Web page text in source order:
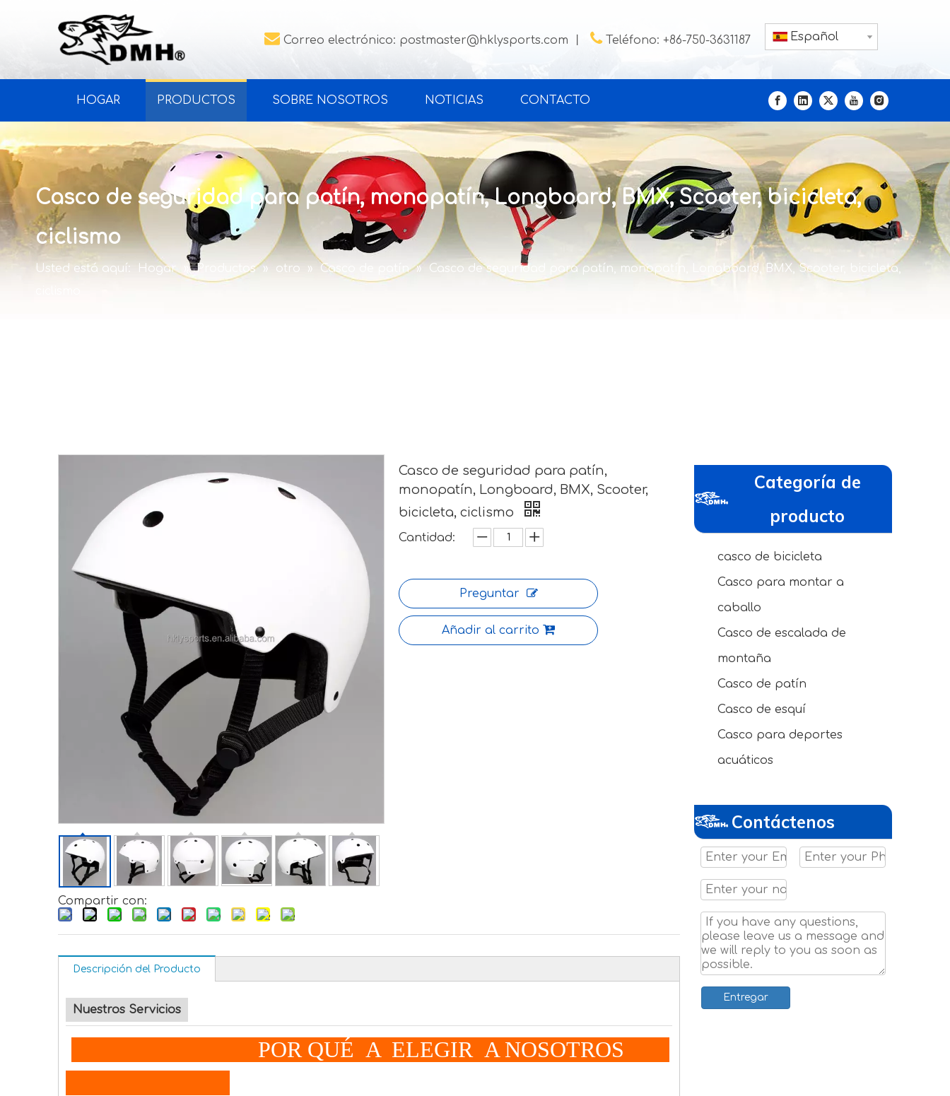
 Correo electrónico: postmaster@hklysports.com  Teléfono: +86-750-3631187 Español
HOGAR PRODUCTOS SOBRE NOSOTROS NOTICIAS CONTACTO
Casco de seguridad para patín, monopatín, Longboard, BMX, Scooter, bicicleta,
ciclismo
Usted está aquí: Hogar » Productos » otro » Casco de patín »
Casco de seguridad para patín, monopatín, Longboard, BMX, Scooter, bicicleta,
Compartir con:
Casco de seguridad para patín,
monopatín, Longboard, BMX, Scooter,
bicicleta, ciclismo
Cantidad:
Preguntar
Añadir al carrito
Descripción del Producto
Nuestros Servicios
POR QUÉ A ELEGIR A NOSOTROS
Categoría de
producto
casco de bicicleta
Casco para montar a
caballo
Casco de escalada de
montaña
Casco de patín
Casco de esquí
Casco para deportes
acuáticos
Contáctenos
Entregar